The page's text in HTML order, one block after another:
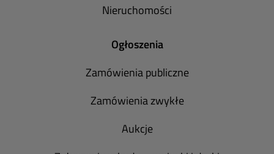
Nieruchomości
Ogłoszenia
Zamówienia publiczne
Zamówienia zwykłe
Aukcje